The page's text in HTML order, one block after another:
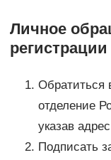
Личное
регистрации
Обратиться
отделение
указав
Подписать